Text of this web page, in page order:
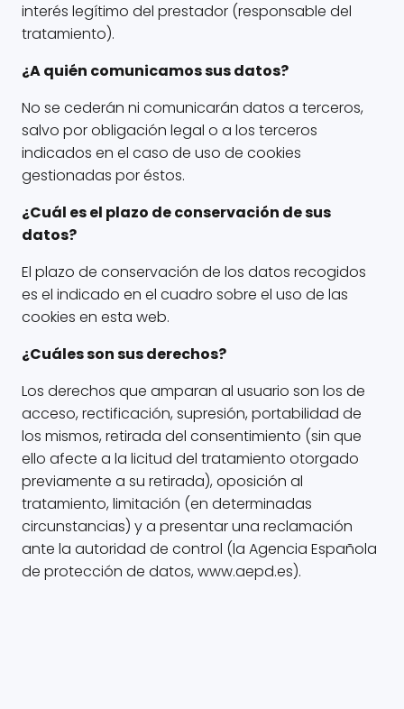
interés legítimo del prestador (responsable del
tratamiento).
¿A quién comunicamos sus datos?
No se cederán ni comunicarán datos a terceros,
salvo por obligación legal o a los terceros
indicados en el caso de uso de cookies
gestionadas por éstos.
¿Cuál es el plazo de conservación de sus
datos?
El plazo de conservación de los datos recogidos
es el indicado en el cuadro sobre el uso de las
cookies en esta web.
¿Cuáles son sus derechos?
Los derechos que amparan al usuario son los de
acceso, rectificación, supresión, portabilidad de
los mismos, retirada del consentimiento (sin que
ello afecte a la licitud del tratamiento otorgado
previamente a su retirada), oposición al
tratamiento, limitación (en determinadas
circunstancias) y a presentar una reclamación
ante la autoridad de control (la Agencia Española
de protección de datos, www.aepd.es).